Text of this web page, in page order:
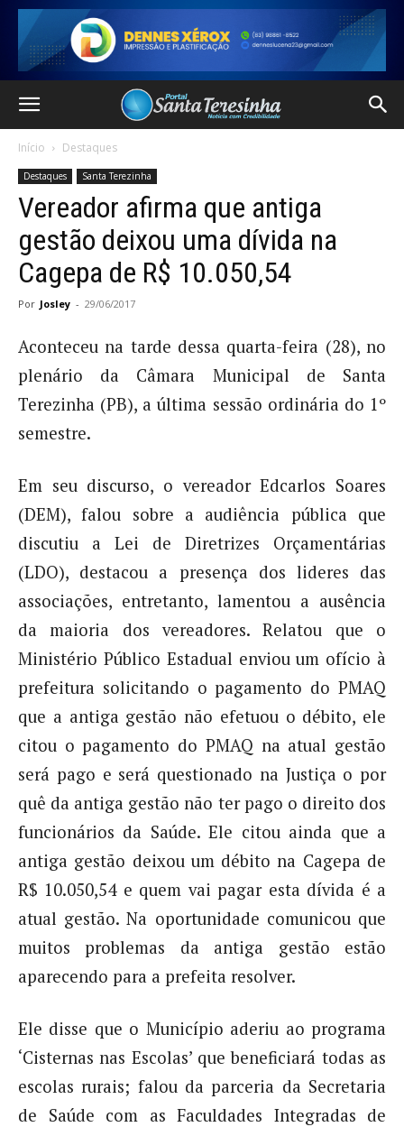
Início Destaques
Destaques Santa Terezinha
Vereador afirma que antiga
gestão deixou uma dívida na
Cagepa de R$ 10.050,54
Por Josley - 29/06/2017
Aconteceu na tarde dessa quarta-feira (28), no
plenário da Câmara Municipal de Santa
Terezinha (PB), a última sessão ordinária do 1º
semestre.
Em seu discurso, o vereador Edcarlos Soares
(DEM), falou sobre a audiência pública que
discutiu a Lei de Diretrizes Orçamentárias
(LDO), destacou a presença dos lideres das
associações, entretanto, lamentou a ausência
da maioria dos vereadores. Relatou que o
Ministério Público Estadual enviou um ofício à
prefeitura solicitando o pagamento do PMAQ
que a antiga gestão não efetuou o débito, ele
citou o pagamento do PMAQ na atual gestão
será pago e será questionado na Justiça o por
quê da antiga gestão não ter pago o direito dos
funcionários da Saúde. Ele citou ainda que a
antiga gestão deixou um débito na Cagepa de
R$ 10.050,54 e quem vai pagar esta dívida é a
atual gestão. Na oportunidade comunicou que
muitos problemas da antiga gestão estão
aparecendo para a prefeita resolver.
Ele disse que o Município aderiu ao programa
‘Cisternas nas Escolas’ que beneficiará todas as
escolas rurais; falou da parceria da Secretaria
de Saúde com as Faculdades Integradas de